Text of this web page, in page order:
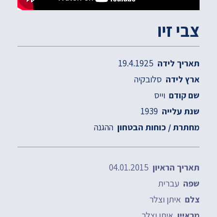
צבי זיו
תאריך לידה
ארץ לידה סלובקיה
שם קודם וייס
שנת עלייה
מחתרת / כוחות הבטחון ההגנה
תאריך הראיון
שפה עברית
צלם איתן וצלר